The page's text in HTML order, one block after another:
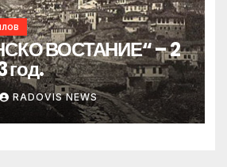
ВОСТАНИЕ“ – 2
год.
RADOVIS NEWS